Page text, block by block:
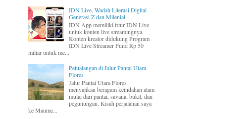
IDN Live, Wadah Literasi Digital
Generasi Z dan Milenial
IDN App memiliki fitur IDN Live
untuk konten live streamingnya.
Konten kreator didukung Program
IDN Live Streamer Fund Rp 50
miliar untuk me...
Petualangan di Jalur Pantai Utara
Flores
Jalur Pantai Utara Flores
menyajikan beragam keindahan alam
mulai dari pantai, savana, bukit, dan
pegunungan. Kisah perjalanan saya
ke Maume...